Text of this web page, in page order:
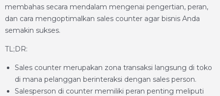
membahas secara mendalam mengenai pengertian, peran,
dan cara mengoptimalkan sales counter agar bisnis Anda
semakin sukses.
TL;DR:
Sales counter merupakan zona transaksi langsung di toko
di mana pelanggan berinteraksi dengan sales person.
Salesperson di counter memiliki peran penting meliputi